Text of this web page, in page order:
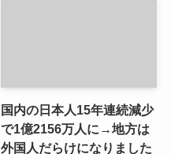
国内の日本人15年連続減少
で1億2156万人に→地方は
外国人だらけになりました